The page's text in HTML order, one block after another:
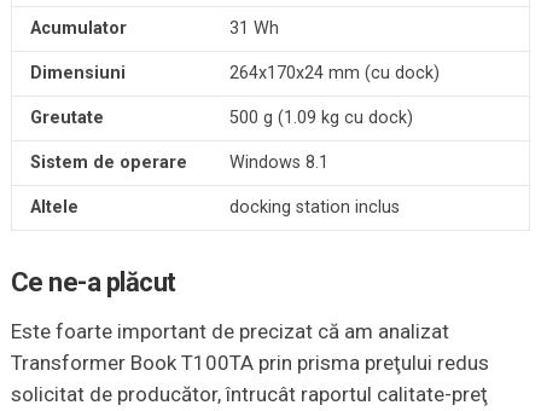
Acumulator 31 Wh
Dimensiuni 264x170x24 mm (cu dock)
Greutate 500 g (1.09 kg cu dock)
Sistem de operare Windows 8.1
Altele docking station inclus
Ce ne-a plăcut
Este foarte important de precizat că am analizat
Transformer Book T100TA prin prisma preţului redus
solicitat de producător, întrucât raportul calitate-preţ